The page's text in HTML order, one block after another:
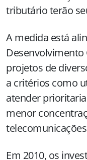
tributário terão
A medida está
projetos de
a critérios como
atender
menor
Em 2010, os